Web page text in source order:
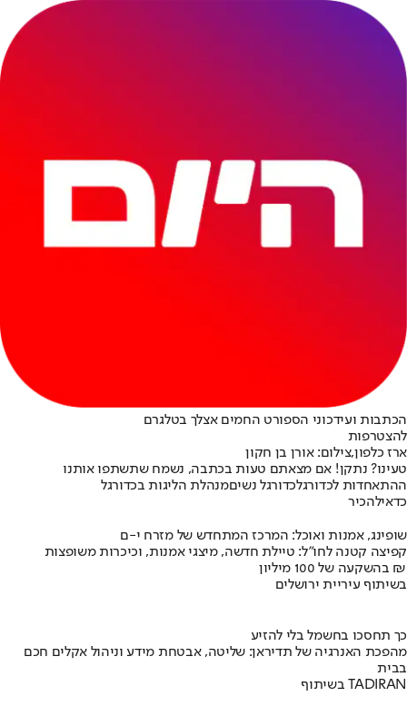
הכתבות ועידכוני הספורט החמים אצלך בטלגרם
להצטרפות
ארז כלפון,צילום: אורן בן חקון
טעינו? נתקן! אם מצאתם טעות בכתבה, נשמח שתשתפו אותנו
ההתאחדות לכדורגלכדורגל נשיםמנהלת הליגות בכדורגל
כדאילהכיר
שופינג, אמנות ואוכל: המרכז המתחדש של מזרח י-ם
קפיצה קטנה לחו"ל: טיילת חדשה, מיצגי אמנות, וכיכרות משופצות
בהשקעה של 100 מיליון ₪
בשיתוף עיריית ירושלים
כך תחסכו בחשמל בלי להזיע
מהפכת האנרגיה של תדיראן: שליטה, אבטחת מידע וניהול אקלים חכם
בבית
בשיתוף TADIRAN